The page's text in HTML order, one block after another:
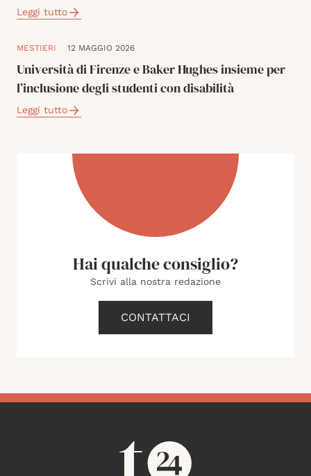
Leggi tutto
MESTIERI 12 MAGGIO 2026
Università di Firenze e Baker Hughes insieme per
l’inclusione degli studenti con disabilità
Leggi tutto
Hai qualche consiglio?
Scrivi alla nostra redazione
CONTATTACI